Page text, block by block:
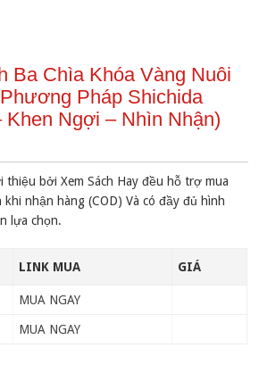
Ba Chìa Khóa Vàng Nuôi
Pháp Shichida
Ngợi – Nhìn Nhận)
thiệu bởi Xem Sách Hay đều hỗ trợ mua
nhận hàng (COD) Và có đầy đủ hình
lựa chọn.
LINK MUA GIÁ
MUA NGAY
MUA NGAY